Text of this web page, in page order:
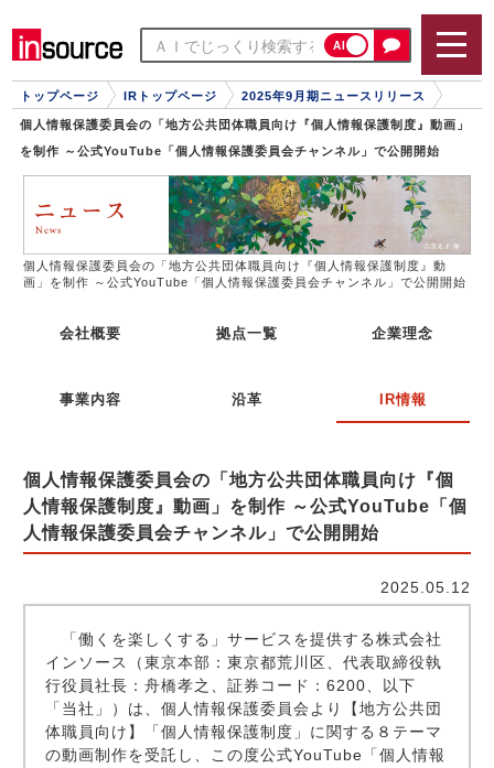
AI
トップページ IRトップページ 2025年9月期ニュースリリース
個人情報保護委員会の「地方公共団体職員向け『個人情報保護制度』動画」
を制作 ～公式YouTube「個人情報保護委員会チャンネル」で公開開始
個人情報保護委員会の「地方公共団体職員向け『個人情報保護制度』動
画」を制作 ～公式YouTube「個人情報保護委員会チャンネル」で公開開始
会社概要 拠点一覧 企業理念
事業内容 沿革 IR情報
個人情報保護委員会の「地方公共団体職員向け『個
人情報保護制度』動画」を制作 ～公式YouTube「個
人情報保護委員会チャンネル」で公開開始
2025.05.12
「働くを楽しくする」サービスを提供する株式会社
インソース（東京本部：東京都荒川区、代表取締役執
行役員社長：舟橋孝之、証券コード：6200、以下
「当社」）は、個人情報保護委員会より【地方公共団
体職員向け】「個人情報保護制度」に関する８テーマ
の動画制作を受託し、この度公式YouTube「個人情報